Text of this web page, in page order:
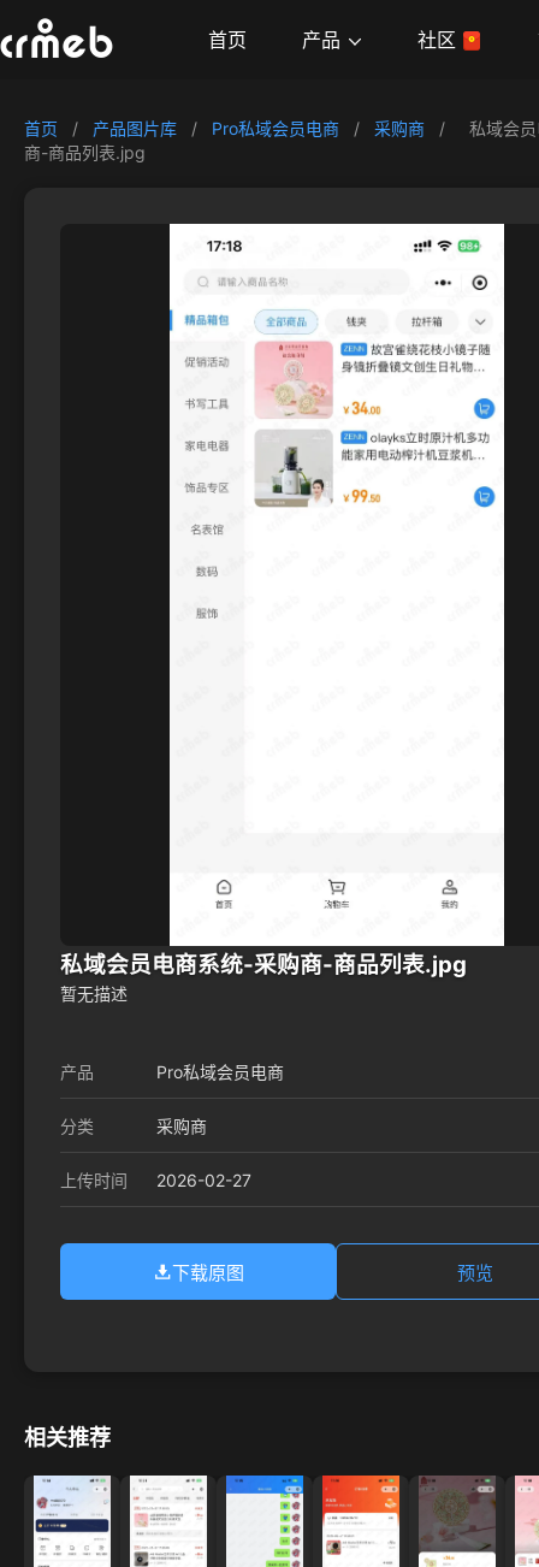
首页 产品 社区
首页 / 产品图片库 / Pro私域会员电商 / 采购商 /
私域会
商-商品列表.jpg
私域会员电商系统-采购商-商品列表.jpg
暂无描述
产品 Pro私域会员电商
分类 采购商
上传时间 2026-02-27
下载原图 预览
相关推荐